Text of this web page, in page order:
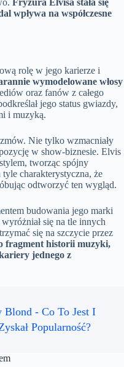
wpływa na współczesne
rolę w jego karierze i
wymodelowane włosy
oraz fanów z całego
jego status gwiazdy,
i muzyką.
Nie tylko wzmacniały
w show-biznesie. Elvis
tworząc spójny
charakterystyczna, że
odtworzyć ten wygląd.
budowania jego marki
się na tle innych
się na szczycie przez
fragment historii muzyki,
jednego z
Blond - Co To Jest I
Popularność?